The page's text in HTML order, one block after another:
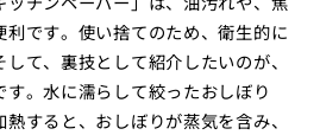
です。使い捨てのため、衛生的に
て、裏技として紹介したいのが、
す。水に濡らして絞ったおしぼり
すると、おしぼりが蒸気を含み、